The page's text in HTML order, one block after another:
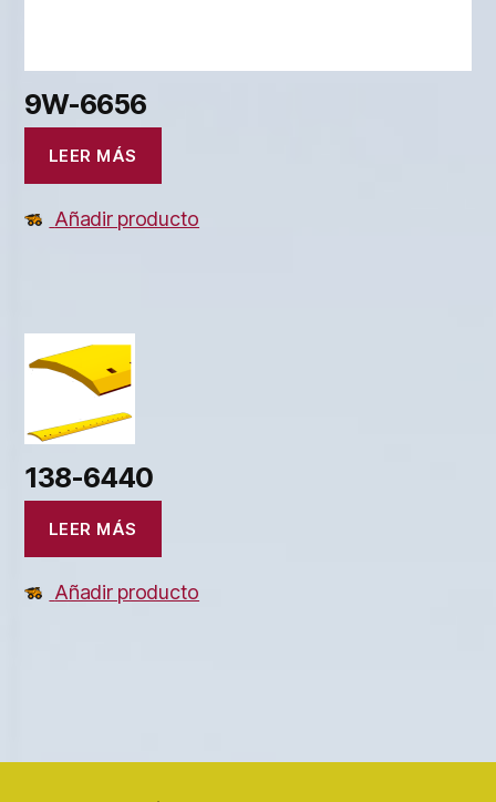
9W-6656
LEER MÁS
Añadir producto
138-6440
LEER MÁS
Añadir producto